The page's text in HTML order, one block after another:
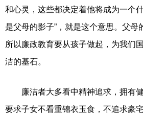
和心灵，这些都决定着他将成为一个
是父母的影子”，就是这个意思。父母
所以廉政教育要从孩子做起，为我们
洁的基石。
廉洁者大多看中精神追求，拥有健
要求子女不看重锦衣玉食，不追求豪